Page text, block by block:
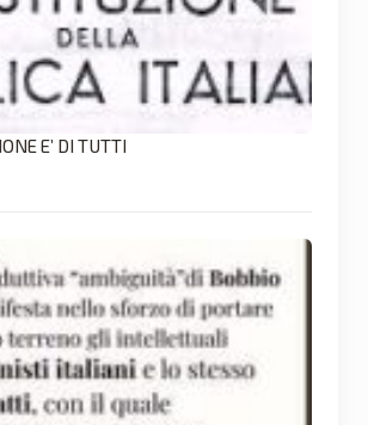
E’ DI TUTTI